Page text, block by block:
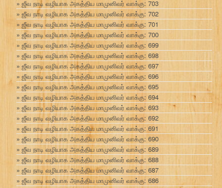
ஜீவ நாடி வழியாக அகத்திய மாமுனிவர் வாக்கு: 703
ஜீவ நாடி வழியாக அகத்திய மாமுனிவர் வாக்கு: 702
ஜீவ நாடி வழியாக அகத்திய மாமுனிவர் வாக்கு: 701
ஜீவ நாடி வழியாக அகத்திய மாமுனிவர் வாக்கு: 700
ஜீவ நாடி வழியாக அகத்திய மாமுனிவர் வாக்கு: 699
ஜீவ நாடி வழியாக அகத்திய மாமுனிவர் வாக்கு: 698
ஜீவ நாடி வழியாக அகத்திய மாமுனிவர் வாக்கு: 697
ஜீவ நாடி வழியாக அகத்திய மாமுனிவர் வாக்கு: 696
ஜீவ நாடி வழியாக அகத்திய மாமுனிவர் வாக்கு: 695
ஜீவ நாடி வழியாக அகத்திய மாமுனிவர் வாக்கு: 694
ஜீவ நாடி வழியாக அகத்திய மாமுனிவர் வாக்கு: 693
ஜீவ நாடி வழியாக அகத்திய மாமுனிவர் வாக்கு: 692
ஜீவ நாடி வழியாக அகத்திய மாமுனிவர் வாக்கு: 691
ஜீவ நாடி வழியாக அகத்திய மாமுனிவர் வாக்கு: 690
ஜீவ நாடி வழியாக அகத்திய மாமுனிவர் வாக்கு: 689
ஜீவ நாடி வழியாக அகத்திய மாமுனிவர் வாக்கு: 688
ஜீவ நாடி வழியாக அகத்திய மாமுனிவர் வாக்கு: 687
ஜீவ நாடி வழியாக அகத்திய மாமுனிவர் வாக்கு: 686